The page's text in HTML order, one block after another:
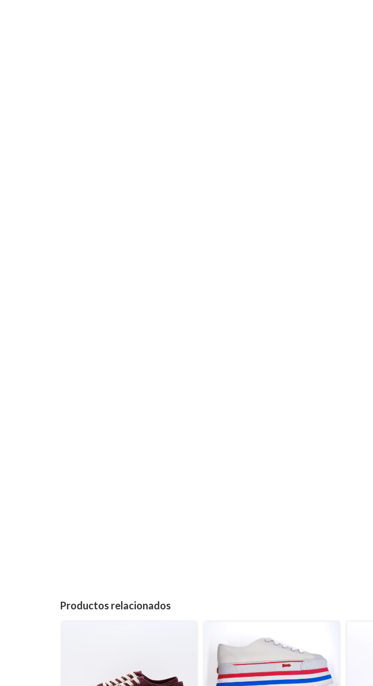
Productos relacionados